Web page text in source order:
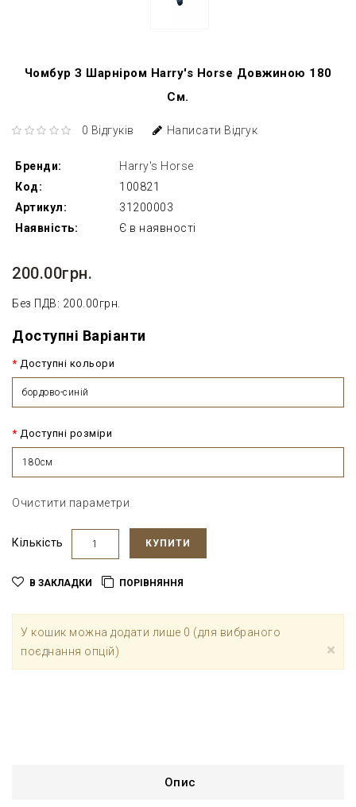
Чомбур З Шарніром Harry's Horse Довжиною 180
См.
0 Відгуків Написати Відгук
Бренди:
Harry's Horse
Код:
100821
Артикул:
31200003
Наявність:
Є в наявності
200.00грн.
Без ПДВ: 200.00грн.
Доступні Варіанти
Доступні кольори
бордово-синій
Доступні розміри
180см
Очистити параметри
Кількість КУПИТИ
В ЗАКЛАДКИ ПОРІВНЯННЯ
У кошик можна додати лише 0 (для вибраного
поєднання опцій)
×
Опис